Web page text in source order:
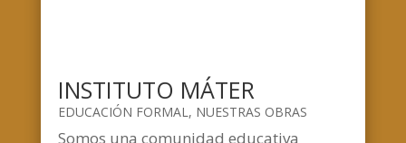
INSTITUTO MÁTER
EDUCACIÓN FORMAL, NUESTRAS OBRAS
Somos una comunidad educativa